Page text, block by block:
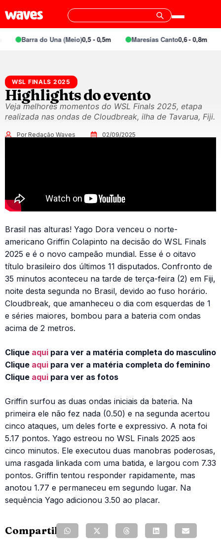
Barra do Una (Meio)0,5 - 0,5m Maresias Canto0,6 - 0,8m
WSL FINALS 2025
Highlights do evento
Veja melhores momentos do WSL Finals 2025, etapa
realizada nas ondas de Cloudbreak, ilha de Tavarua, Fiji.
Por Redação Waves 02/09/2025
Brasil nas alturas! Yago Dora venceu o norte-
americano Griffin Colapinto na decisão do WSL Finals
2025 e é o novo campeão mundial. Esse é o oitavo
título brasileiro dos últimos 11 disputados. Confronto de
35 minutos aconteceu na tarde de terça-feira (2) em Fiji,
noite desta segunda no Brasil, devido ao fuso horário.
Cloudbreak, que amanheceu o dia com esquerdas de 1
e séries maiores, bombou para a bateria com ondas
acima de 2 metros.
Clique aqui para ver a matéria completa do masculino
Clique aqui para ver a matéria completa do feminino
Clique aqui para ver as fotos
Griffin surfou as duas ondas iniciais da bateria. Na
primeira ele não fez nada (0.50) e na segunda acertou
cinco ataques, um deles forte e expressivo. A nota foi
5.17 pontos. Yago estreou no WSL Finals 2025 aos
cinco minutos. Ele executou duas manobras poderosas,
uma rasgada linkada com uma batida, e largou com 7.33
pontos. Griffin tentou responder rapidamente, mas
anotou 1.77 e permaneceu em segundo lugar. Na
sequência Yago adicionou 3.50 ao placar.
Compartilhe: